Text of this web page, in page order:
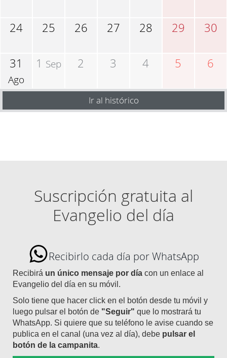
24 25 26 27 28 29 30
31
Ago
1 Sep 2 3 4 5 6
Ir al histórico
Suscripción gratuita al
Evangelio del día
Recibirlo cada día por WhatsApp
Recibirá un único mensaje por día con un enlace al
Evangelio del día en su móvil.
Solo tiene que hacer click en el botón desde tu móvil y
luego pulsar el botón de "Seguir" que lo mostrará tu
WhatsApp. Si quiere que su teléfono le avise cuando se
publica en el canal (una vez al día), debe pulsar el
botón de la campanita.